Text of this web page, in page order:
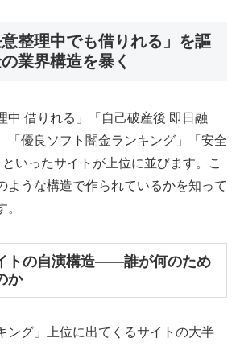
整理中でも借りれる」を謳
業界構造を暴く
中 借りれる」「自己破産後 即日融
「優良ソフト闇金ランキング」「安全
いったサイトが上位に並びます。こ
ような構造で作られているかを知って
トの自演構造——誰が何のため
か
ング」上位に出てくるサイトの大半